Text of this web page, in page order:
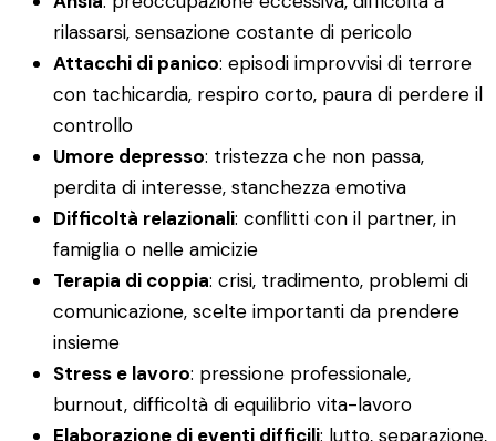
rilassarsi, sensazione costante di pericolo
Attacchi di panico: episodi improvvisi di terrore
con tachicardia, respiro corto, paura di perdere il
controllo
Umore depresso: tristezza che non passa,
perdita di interesse, stanchezza emotiva
Difficoltà relazionali: conflitti con il partner, in
famiglia o nelle amicizie
Terapia di coppia: crisi, tradimento, problemi di
comunicazione, scelte importanti da prendere
insieme
Stress e lavoro: pressione professionale,
burnout, difficoltà di equilibrio vita-lavoro
Elaborazione di eventi difficili: lutto, separazione,